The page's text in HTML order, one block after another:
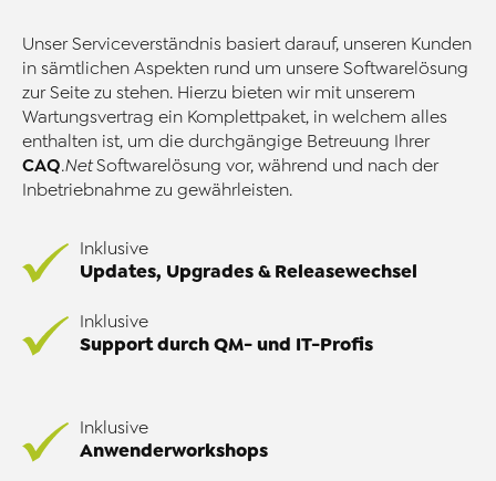
Unser Serviceverständnis basiert darauf, unseren Kunden
in sämtlichen Aspekten rund um unsere Softwarelösung
zur Seite zu stehen. Hierzu bieten wir mit unserem
Wartungsvertrag ein Komplettpaket, in welchem alles
enthalten ist, um die durchgängige Betreuung Ihrer
CAQ.NetSoftwarelösung vor, während und nach der
Inbetriebnahme zu gewährleisten.
Inklusive
Updates, Upgrades & Releasewechsel
Inklusive
Support durch QM- und IT-Profis
Inklusive
Anwenderworkshops